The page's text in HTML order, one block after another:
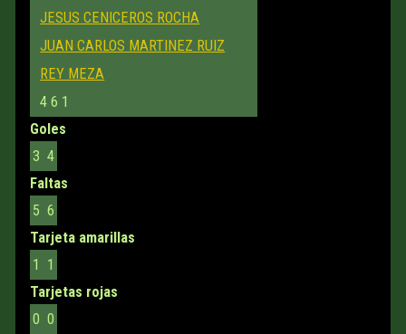
JESUS CENICEROS ROCHA
JUAN CARLOS MARTINEZ RUIZ
REY MEZA
46 1
Goles
3 4
Faltas
5 6
Tarjeta amarillas
1
1
Tarjetas rojas
0 0